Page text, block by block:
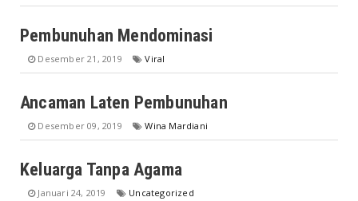
Pembunuhan Mendominasi
Desember 21, 2019 Viral
Ancaman Laten Pembunuhan
Desember 09, 2019 Wina Mardiani
Keluarga Tanpa Agama
Januari 24, 2019 Uncategorized